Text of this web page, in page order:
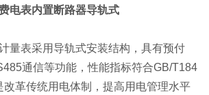
电表内置断路器导轨式
量表采用导轨式安装结构，具有预付
通信等功能，性能指标符合GB/T184
改革传统用电体制，提高用电管理水平